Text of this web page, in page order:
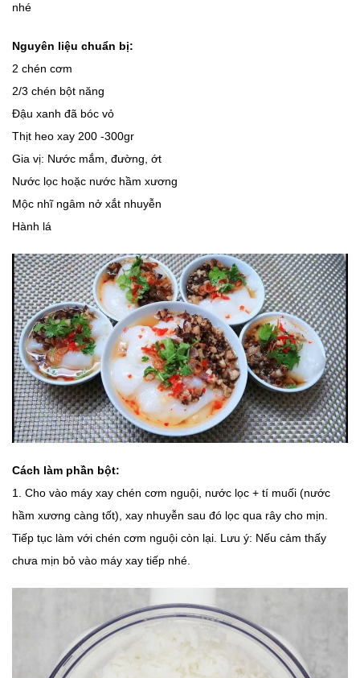
nhé
Nguyên liệu chuẩn bị:
2 chén cơm
2/3 chén bột năng
Đậu xanh đã bóc vỏ
Thịt heo xay 200 -300gr
Gia vị: Nước mắm, đường, ớt
Nước lọc hoặc nước hầm xương
Mộc nhĩ ngâm nở xắt nhuyễn
Hành lá
Cách làm phần bột:
1. Cho vào máy xay chén cơm nguội, nước lọc + tí muối (nước
hầm xương càng tốt), xay nhuyễn sau đó lọc qua rây cho mịn.
Tiếp tục làm với chén cơm nguội còn lại. Lưu ý: Nếu cảm thấy
chưa mịn bỏ vào máy xay tiếp nhé.